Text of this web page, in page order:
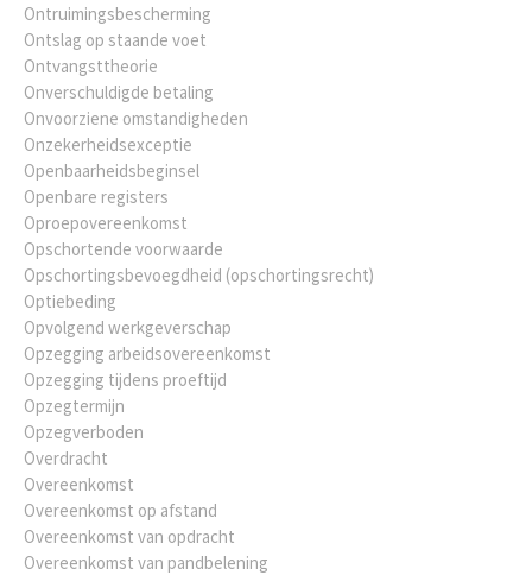
Ontruimingsbescherming
Ontslag op staande voet
Ontvangsttheorie
Onverschuldigde betaling
Onvoorziene omstandigheden
Onzekerheidsexceptie
Openbaarheidsbeginsel
Openbare registers
Oproepovereenkomst
Opschortende voorwaarde
Opschortingsbevoegdheid (opschortingsrecht)
Optiebeding
Opvolgend werkgeverschap
Opzegging arbeidsovereenkomst
Opzegging tijdens proeftijd
Opzegtermijn
Opzegverboden
Overdracht
Overeenkomst
Overeenkomst op afstand
Overeenkomst van opdracht
Overeenkomst van pandbelening